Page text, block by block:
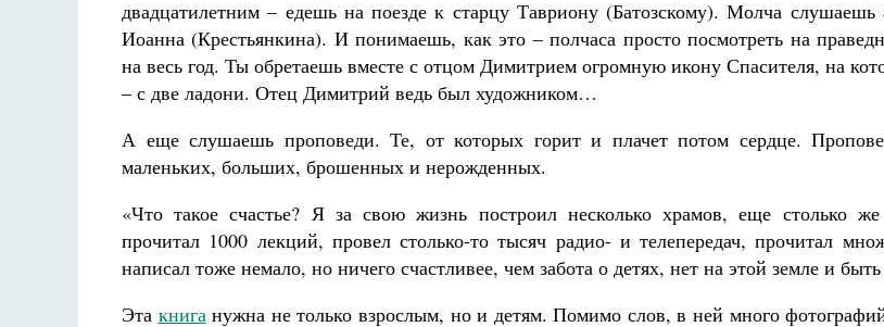
двадцатилетним – едешь на поезде к старцу Тавриону (Батозскому). Молча слушаешь
Иоанна (Крестьянкина). И понимаешь, как это – полчаса просто посмотреть на
на весь год. Ты обретаешь вместе с отцом Димитрием огромную икону Спасителя, на
– с две ладони. Отец Димитрий ведь был художником…
А еще слушаешь проповеди. Те, от которых горит и плачет потом сердце.
маленьких, больших, брошенных и нерожденных.
«Что такое счастье? Я за свою жизнь построил несколько храмов, еще столько же
прочитал 1000 лекций, провел столько-то тысяч радио- и телепередач, прочитал
написал тоже немало, но ничего счастливее, чем забота о детях, нет на этой земле и
Эта книганужна не только взрослым, но и детям. Помимо слов, в ней много